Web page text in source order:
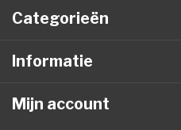
Categorieën
Informatie
Mijn account